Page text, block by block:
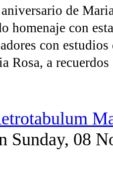
de
homenaje con
con
Rosa, a
Sunday, 08